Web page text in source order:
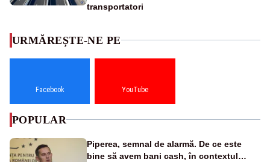
transportatori
URMĂREȘTE-NE PE
Facebook YouTube
POPULAR
Piperea, semnal de alarmă. De ce este
bine să avem bani cash, în contextul